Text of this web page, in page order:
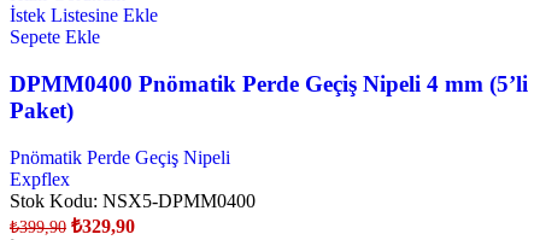
İstek Listesine Ekle
Sepete Ekle
DPMM0400 Pnömatik Perde Geçiş Nipeli 4 mm (5’li
Paket)
Pnömatik Perde Geçiş Nipeli
Expflex
Stok Kodu: NSX5-DPMM0400
₺399,90 ₺329,90